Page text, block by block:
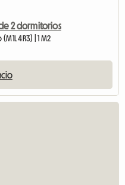
2 dormitorios
4R3) | 1 M2